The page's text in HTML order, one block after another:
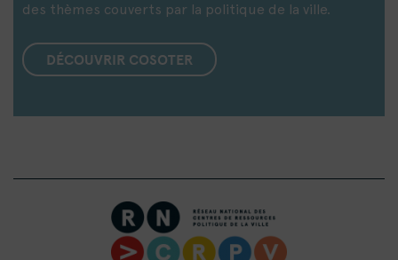
des thèmes couverts par la politique de la ville.
DÉCOUVRIR COSOTER